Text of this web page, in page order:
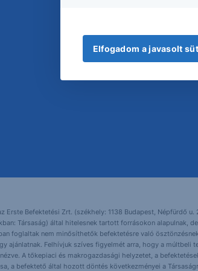
Erste Befektetési Zrt. (székhely: 1138 Budapest, Népfürdő
Társaság) által hitelesnek tartott forrásokon alapulnak,
foglaltak nem minősíthetők befektetésre való
ajánlatnak. Felhívjuk szíves figyelmét arra, hogy a múltbeli
A tőkepiaci és makrogazdasági helyzetet, a
a befektető által hozott döntés következményei a
Elfogadom a javasolt